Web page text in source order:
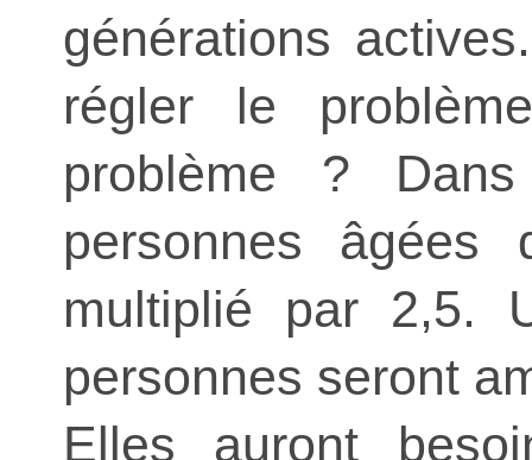
générations
régler le
problème ?
personnes
multiplié par 2,5.
personnes seront
Elles auront